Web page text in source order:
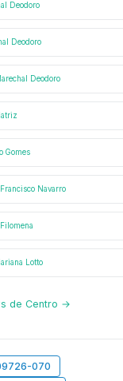
Deodoro
Deodoro
Deodoro
Gomes
Navarro
Lotto
de Centro →
070